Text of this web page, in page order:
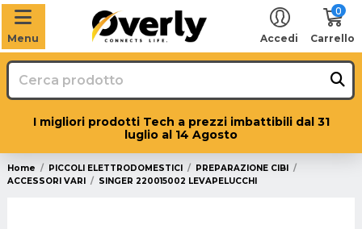
Menu Accedi
0
Carrello
I migliori prodotti Tech a prezzi imbattibili dal 31
luglio al 14 Agosto
Home PICCOLI ELETTRODOMESTICI
PREPARAZIONE CIBI
ACCESSORI VARI
SINGER 220015002 LEVAPELUCCHI